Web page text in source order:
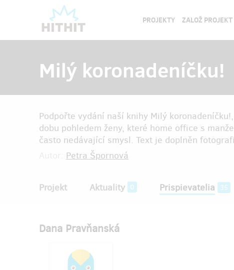
PROJEKTY ZALOŽ PROJEKT
Milý koronadeníčku!
Podpořte vydání naší knihy Milý
dobu pohledem ženy, které home office s
často nedávající smysl. Text je doplněn
Petra Špornová
Projekt Aktuality 0 Prispievatelia 35
Dana Pravňanská